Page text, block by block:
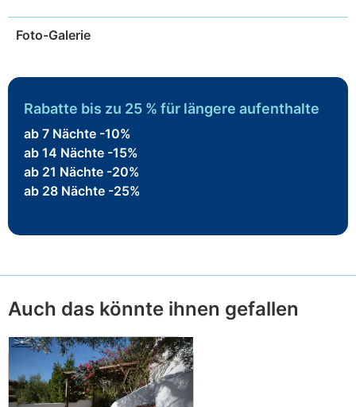
Foto-Galerie
Rabatte bis zu 25 % für längere aufenthalte
ab 7 Nächte -10%
ab 14 Nächte -15%
ab 21 Nächte -20%
ab 28 Nächte -25%
Auch das könnte ihnen gefallen